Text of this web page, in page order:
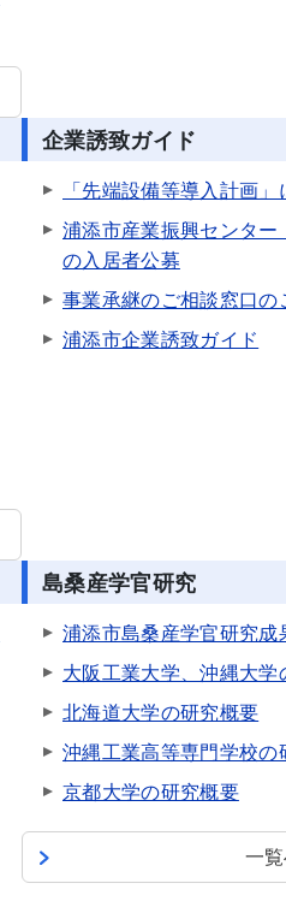
企業誘致ガイド
「先端設備等導入計画」
浦添市産業振興センター
の入居者公募
事業承継のご相談窓口の
浦添市企業誘致ガイド
島桑産学官研究
浦添市島桑産学官研究成
大阪工業大学、沖縄大学
北海道大学の研究概要
沖縄工業高等専門学校の
京都大学の研究概要
一